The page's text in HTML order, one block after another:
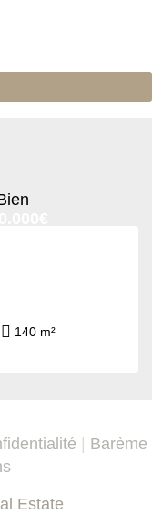
140 m²
Barème
Estate